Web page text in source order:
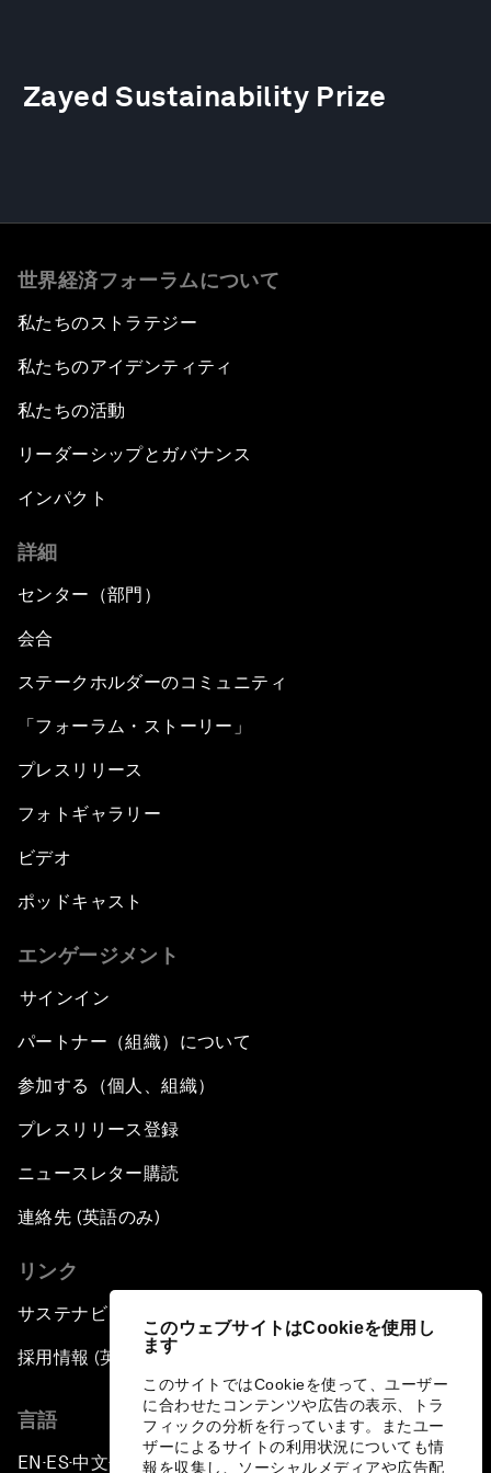
このウェブサイトはCookieを使用し
ます
このサイトではCookieを使って、ユーザー
に合わせたコンテンツや広告の表示、トラ
フィックの分析を行っています。またユー
ザーによるサイトの利用状況についても情
報を収集し、ソーシャルメディアや広告配
Zayed Sustainability Prize
世界経済フォーラムについて
私たちのストラテジー
私たちのアイデンティティ
私たちの活動
リーダーシップとガバナンス
インパクト
詳細
センター（部門）
会合
ステークホルダーのコミュニティ
「フォーラム・ストーリー」
プレスリリース
フォトギャラリー
ビデオ
ポッドキャスト
エンゲージメント
サインイン
パートナー（組織）について
参加する（個人、組織）
プレスリリース登録
ニュースレター購読
連絡先 (英語のみ)
リンク
サステナビリティへの取り組み
採用情報 (英語のみ)
言語
EN ▪ES▪中文▪ 日本語